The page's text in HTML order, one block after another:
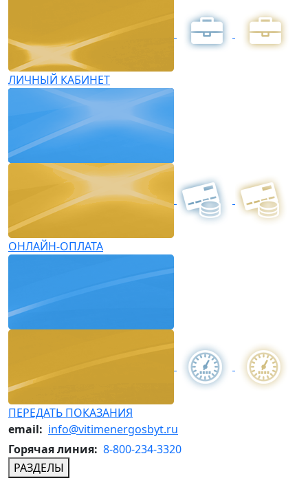
ЛИЧНЫЙ КАБИНЕТ
ОНЛАЙН-ОПЛАТА
ПЕРЕДАТЬ ПОКАЗАНИЯ
email: info@vitimenergosbyt.ru
Горячая линия: 8-800-234-3320
РАЗДЕЛЫ